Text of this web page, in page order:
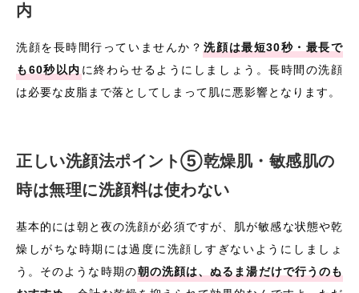
内
洗顔を長時間行っていませんか？ 洗顔は最短30秒・最長で
も60秒以内 に終わらせるようにしましょう。長時間の洗顔
は必要な皮脂まで落としてしまって肌に悪影響となります。
正しい洗顔法ポイント⑤乾燥肌・敏感肌の
時は無理に洗顔料は使わない
基本的には朝と夜の洗顔が必須ですが、肌が敏感な状態や乾
燥しがちな時期には過度に洗顔しすぎないようにしましょ
う。そのような時期の朝の洗顔は、ぬるま湯だけで行うのも